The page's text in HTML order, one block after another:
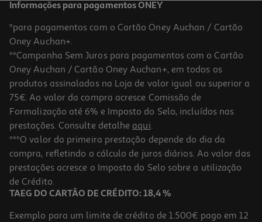
-17%
Toalha Praia Aveludada Actuel Colorama Verde 360g 90x160cm
7.5 €/un
Price reduced from
8,99 €to
7,50 €
Promoção
Informações para pagamentos ONEY
*para pagamentos com o Cartão Oney Auchan / Cartão
Oney Auchan+.
**Campanha Sem Juros para pagamentos com o Cartão
Oney Auchan / Cartão Oney Auchan+, em todos os
produtos assinalados na Loja de valor igual ou superior a
75€. Ao valor da compra acresce Comissão de
Formalização até 6% e Imposto do Selo, incluídos nas
prestações. Consulte detalhe aqui.
***O valor da primeira prestação depende do dia da
compra, refletindo o cálculo de juros diários. Ao valor das
prestações acresce o Imposto do Selo sobre a utilização
de Crédito.
TAEG DO CARTÃO DE CRÉDITO: 18,4 %
Exemplo para um limite de crédito de 1.500€ pago em 12